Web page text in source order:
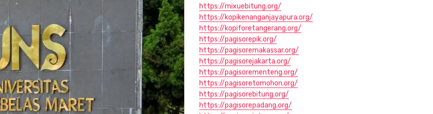
https://mixuebitung.org/
https://kopikenanganjayapura.org/
https://kopiforetangerang.org/
https://pagisorepik.org/
https://pagisoremakassar.org/
https://pagisorejakarta.org/
https://pagisorementeng.org/
https://pagisoretomohon.org/
https://pagisorebitung.org/
https://pagisorepadang.org/